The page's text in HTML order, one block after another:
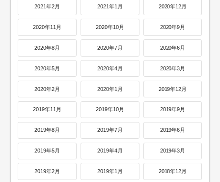
2021年2月 2021年1月 2020年12月
2020年11月 2020年10月 2020年9月
2020年8月 2020年7月 2020年6月
2020年5月 2020年4月 2020年3月
2020年2月 2020年1月 2019年12月
2019年11月 2019年10月 2019年9月
2019年8月 2019年7月 2019年6月
2019年5月 2019年4月 2019年3月
2019年2月 2019年1月 2018年12月